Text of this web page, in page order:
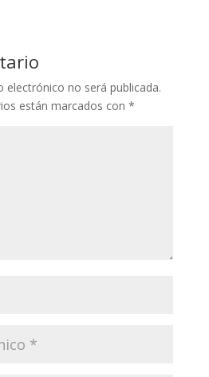
electrónico no será publicada.
están marcados con *